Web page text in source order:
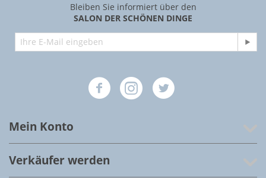
Bleiben Sie informiert über den
SALON DER SCHÖNEN DINGE
Mein Konto
Verkäufer werden